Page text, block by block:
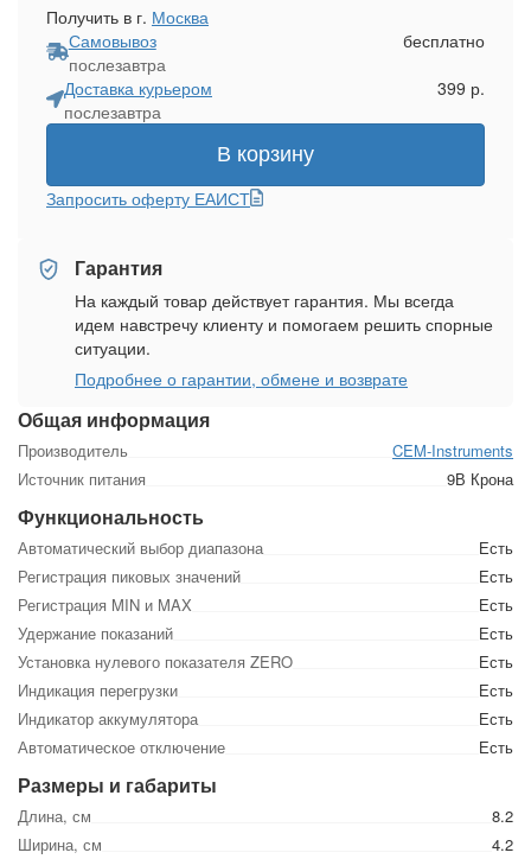
Общая информация
Производитель
CEM-Instruments
Источник питания
9В Крона
Функциональность
Автоматический выбор диапазона
Есть
Регистрация пиковых значений
Есть
Регистрация MIN и MAX
Есть
Удержание показаний
Есть
Установка нулевого показателя ZERO
Есть
Индикация перегрузки
Есть
Индикатор аккумулятора
Есть
Автоматическое отключение
Есть
Размеры и габариты
Длина, см
8.2
Ширина, см
4.2
Получить в г. Москва
Самовывоз
послезавтра
бесплатно
Доставка курьером
послезавтра
399 р.
В корзину
Запросить оферту ЕАИСТ
Гарантия
На каждый товар действует гарантия. Мы всегда
идем навстречу клиенту и помогаем решить спорные
ситуации.
Подробнее о гарантии, обмене и возврате